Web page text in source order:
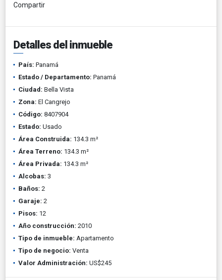
Compartir
Detalles del inmueble
País: Panamá
Estado / Departamento: Panamá
Ciudad: Bella Vista
Zona: El Cangrejo
Código: 8407904
Estado: Usado
Área Construida: 134.3 m²
Área Terreno: 134.3 m²
Área Privada: 134.3 m²
Alcobas: 3
Baños: 2
Garaje: 2
Pisos: 12
Año construcción: 2010
Tipo de inmueble: Apartamento
Tipo de negocio: Venta
Valor Administración: US$245